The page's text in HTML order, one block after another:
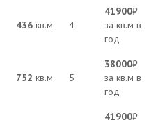
436 кв.м 4
41900₽
за кв.м в
год
752 кв.м 5
38000₽
за кв.м в
год
41900₽